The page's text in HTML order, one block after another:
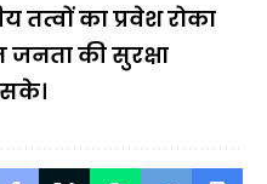
तत्वों का प्रवेश रोका
की सुरक्षा
सके।